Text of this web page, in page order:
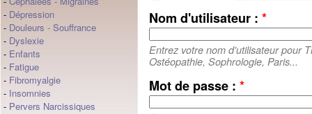
- Dépression
- Douleurs - Souffrance
- Dyslexie
- Enfants
- Fatigue
- Fibromyalgie
- Insomnies
- Pervers Narcissiques
Nom d'utilisateur : *
Entrez votre nom d'utilisateur pour
Ostéopathie, Sophrologie, Paris...
Mot de passe : *